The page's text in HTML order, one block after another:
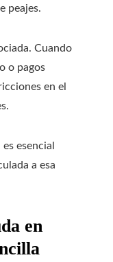
peajes.
Cuando
o pagos
en el
esencial
a esa
en